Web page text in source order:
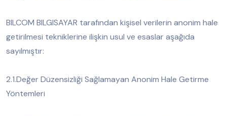
BILCOM BILGISAYAR tarafından kişisel verilerin anonim hale
getirilmesi tekniklerine ilişkin usul ve esaslar aşağıda
sayılmıştır:
2.1.Değer Düzensizliği Sağlamayan Anonim Hale Getirme
Yöntemleri